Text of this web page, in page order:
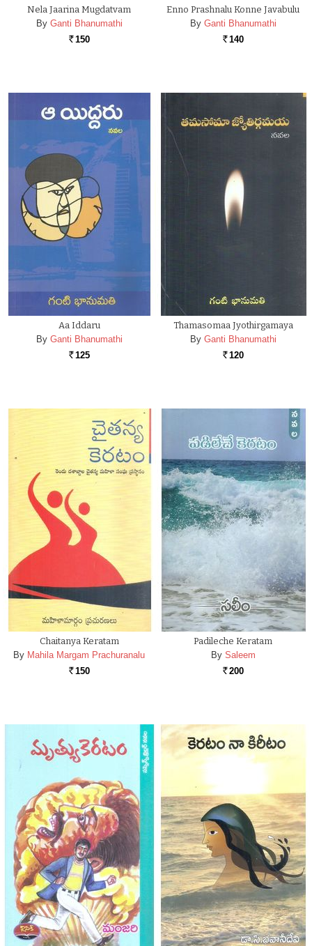
Nela Jaarina Mugdatvam
By Ganti Bhanumathi
Rs. 150
Enno Prashnalu Konne Javabulu
By Ganti Bhanumathi
Rs. 140
Aa Iddaru
By Ganti Bhanumathi
Rs. 125
Thamasomaa Jyothirgamaya
By Ganti Bhanumathi
Rs. 120
Chaitanya Keratam
By Mahila Margam Prachuranalu
Rs. 150
Padileche Keratam
By Saleem
Rs. 200